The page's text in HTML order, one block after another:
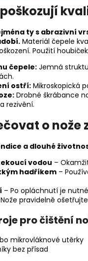
ty s abrazivní
Materiál čepele
Použití
čepele: Jemná
ostří: Mikroskopická
Drobné škrábance
rezivění.
o
a dlouhé
vodou –
hadříkem –
– Po opláchnutí je
pravidelně
pro čištění
mikrovláknové utěrky
bez přísad